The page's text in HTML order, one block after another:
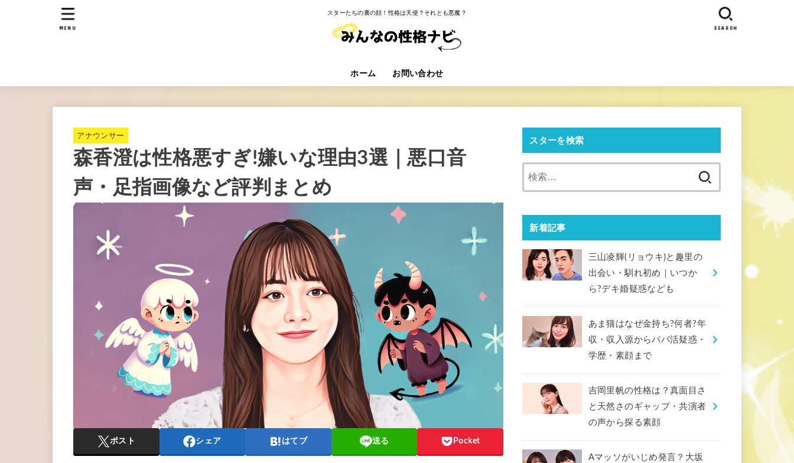
スターたちの裏の顔！性格は天使？それとも悪魔？
ホーム お問い合わせ
SEARCH
MENU
アナウンサー
森香澄は性格悪すぎ!嫌いな理由3選｜悪口音
声・足指画像など評判まとめ
ポスト シェア はてブ 送る Pocket
スターを検索
新着記事
三山凌輝(リョウキ)と趣里の
出会い・馴れ初め｜いつか
ら?デキ婚疑惑なども
あま猫はなぜ金持ち?何者?年
収・収入源からパパ活疑惑・
学歴・素顔まで
吉岡里帆の性格は？真面目さ
と天然さのギャップ・共演者
の声から探る素顔
Aマッソがいじめ発言？大坂